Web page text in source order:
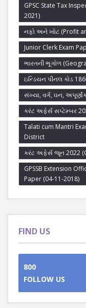
GPSC State Tax
2021)
નફો અને ખોટ (Profit
Junior Clerk Exam
ભારતની ભૂગોળ
ઇન્ડિયન પીનલ કોડ
સંખ્યા, વર્ગ, ઘન,
કરંટ અફેર્સ સપ્ટેમ્બર
Talati cum Mantri
District
કરંટ અફેર્સ જૂન 2022
GPSSB Extension
Paper (04-11-2018)
FIND US
800
FOLLOW US